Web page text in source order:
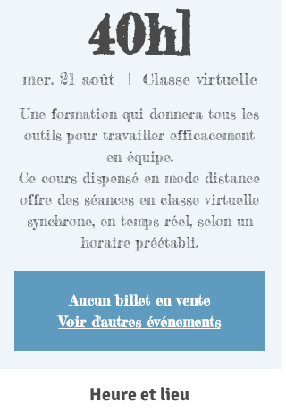
40h]
mer. 21 août
  |
Classe virtuelle
Une formation qui donnera tous les
outils pour travailler efficacement
en équipe.
Ce cours dispensé en mode distance
offre des séances en classe virtuelle
synchrone, en temps réel, selon un
horaire préétabli.
Aucun billet en vente
Voir d'autres événements
Heure et lieu